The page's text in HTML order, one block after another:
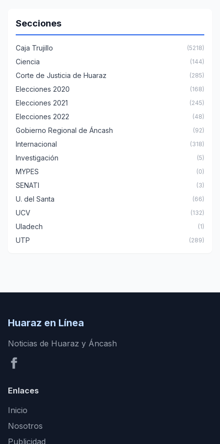
Secciones
Caja Trujillo (5218)
Ciencia (144)
Corte de Justicia de Huaraz (285)
Elecciones 2020 (168)
Elecciones 2021 (245)
Elecciones 2022 (48)
Gobierno Regional de Áncash (92)
Internacional (318)
Investigación (5)
MYPES (0)
SENATI (3)
U. del Santa (66)
UCV (132)
Uladech (1)
UTP (289)
Huaraz en Línea
Noticias de Huaraz y Áncash
Enlaces
Inicio
Nosotros
Publicidad